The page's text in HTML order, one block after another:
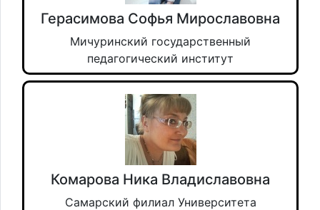
Герасимова Софья Мирославовна
Мичуринский государственный
педагогический институт
Комарова Ника Владиславовна
Самарский филиал Университета